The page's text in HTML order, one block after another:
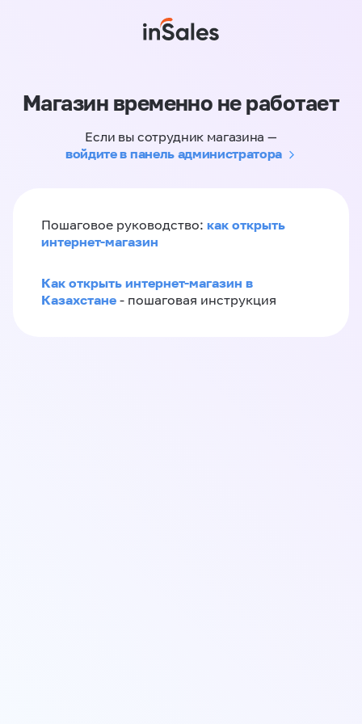
Магазин временно не работает
Если вы сотрудник магазина —
войдите в панель администратора
Пошаговое руководство: как открыть
интернет-магазин
Как открыть интернет-магазин в
Казахстане - пошаговая инструкция